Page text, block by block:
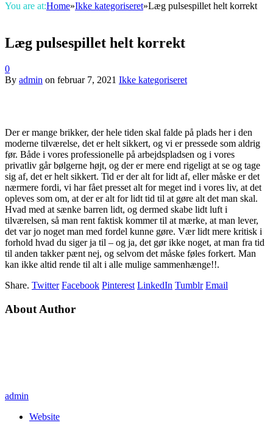
You are at:Home»Ikke kategoriseret»Læg pulsespillet helt korrekt
Læg pulsespillet helt korrekt
0
By admin on februar 7, 2021 Ikke kategoriseret
Der er mange brikker, der hele tiden skal falde på plads her i den
moderne tilværelse, det er helt sikkert, og vi er pressede som aldrig
før. Både i vores professionelle på arbejdspladsen og i vores
privatliv går bølgerne højt, og der er mere end rigeligt at se og tage
sig af, det er helt sikkert. Tid er der alt for lidt af, eller måske er det
nærmere fordi, vi har fået presset alt for meget ind i vores liv, at det
opleves som om, at der er alt for lidt tid til at gøre alt det man skal.
Hvad med at sænke barren lidt, og dermed skabe lidt luft i
tilværelsen, så man rent faktisk kommer til at mærke, at man lever,
det var jo noget man med fordel kunne gøre. Vær lidt mere kritisk i
forhold hvad du siger ja til – og ja, det gør ikke noget, at man fra tid
til anden takker pænt nej, og selvom det måske føles forkert. Man
kan ikke altid rende til alt i alle mulige sammenhænge!!.
Share. Twitter Facebook Pinterest LinkedIn Tumblr Email
About Author
admin
Website